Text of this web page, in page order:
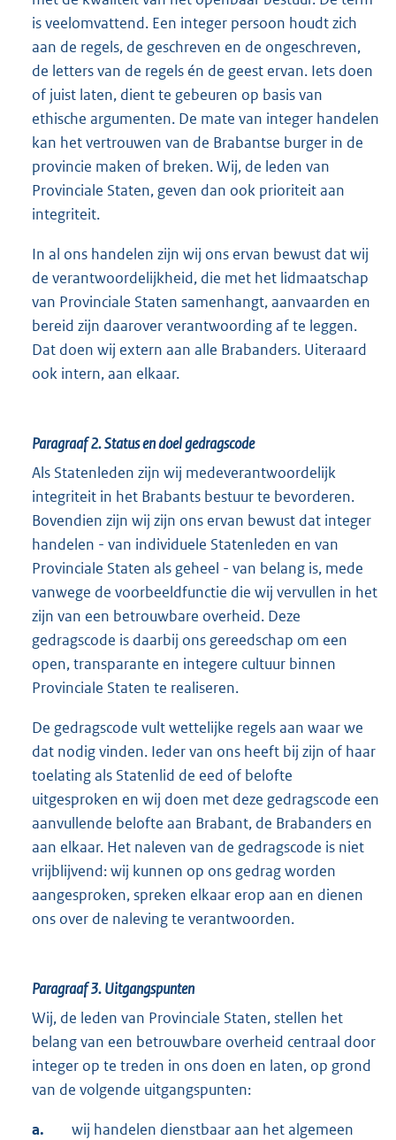
is veelomvattend. Een integer persoon houdt zich
aan de regels, de geschreven en de ongeschreven,
de letters van de regels én de geest ervan. Iets doen
of juist laten, dient te gebeuren op basis van
ethische argumenten. De mate van integer handelen
kan het vertrouwen van de Brabantse burger in de
provincie maken of breken. Wij, de leden van
Provinciale Staten, geven dan ook prioriteit aan
integriteit.
In al ons handelen zijn wij ons ervan bewust dat wij
de verantwoordelijkheid, die met het lidmaatschap
van Provinciale Staten samenhangt, aanvaarden en
bereid zijn daarover verantwoording af te leggen.
Dat doen wij extern aan alle Brabanders. Uiteraard
ook intern, aan elkaar.
Paragraaf 2.Status en doel gedragscode
Als Statenleden zijn wij medeverantwoordelijk
integriteit in het Brabants bestuur te bevorderen.
Bovendien zijn wij zijn ons ervan bewust dat integer
handelen - van individuele Statenleden en van
Provinciale Staten als geheel - van belang is, mede
vanwege de voorbeeldfunctie die wij vervullen in het
zijn van een betrouwbare overheid. Deze
gedragscode is daarbij ons gereedschap om een
open, transparante en integere cultuur binnen
Provinciale Staten te realiseren.
De gedragscode vult wettelijke regels aan waar we
dat nodig vinden. Ieder van ons heeft bij zijn of haar
toelating als Statenlid de eed of belofte
uitgesproken en wij doen met deze gedragscode een
aanvullende belofte aan Brabant, de Brabanders en
aan elkaar. Het naleven van de gedragscode is niet
vrijblijvend: wij kunnen op ons gedrag worden
aangesproken, spreken elkaar erop aan en dienen
ons over de naleving te verantwoorden.
Paragraaf 3.Uitgangspunten
Wij, de leden van Provinciale Staten, stellen het
belang van een betrouwbare overheid centraal door
integer op te treden in ons doen en laten, op grond
van de volgende uitgangspunten:
a.
wij handelen dienstbaar aan het algemeen